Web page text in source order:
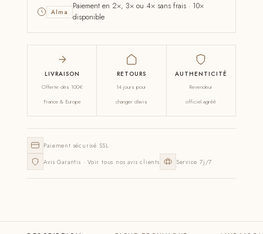
Alma
Paiement en 2×, 3× ou 4× sans frais · 10×
disponible
LIVRAISON
Offerte dès 100€
France & Europe
RETOURS
14 jours pour
changer d'avis
AUTHENTICITÉ
Revendeur
officiel agréé
Paiement sécurisé SSL
Avis Garantis · Voir tous nos avis clients
Service 7j/7